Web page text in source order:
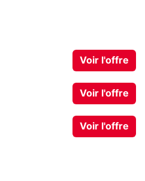
Voir l'offre
Voir l'offre
Voir l'offre